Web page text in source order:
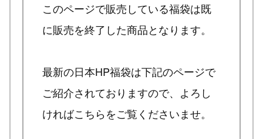
このページで販売している福袋は既
に販売を終了した商品となります。
最新の日本HP福袋は下記のページで
ご紹介されておりますので、よろし
ければこちらをご覧くださいませ。